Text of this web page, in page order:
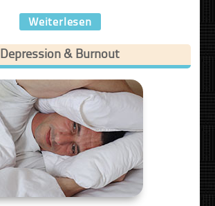
Weiterlesen
Depression & Burnout